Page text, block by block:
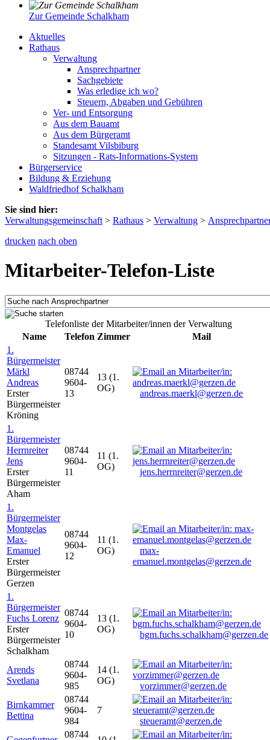
Zur Gemeinde Schalkham
Aktuelles
Rathaus
Verwaltung
Ansprechpartner
Sachgebiete
Was erledige ich wo?
Steuern, Abgaben und Gebühren
Ver- und Entsorgung
Aus dem Bauamt
Aus dem Bürgeramt
Standesamt Vilsbiburg
Sitzungen - Rats-Informations-System
Bürgerservice
Bildung & Erziehung
Waldfriedhof Schalkham
Sie sind hier:
Verwaltungsgemeinschaft > Rathaus > Verwaltung >
drucken nach oben
Mitarbeiter-Telefon-Liste
Telefonliste der Mitarbeiter/innen der Verwaltung
Name
Telefon Zimmer
Mail
1.
Bürgermeister
Märkl
Andreas
Erster
Bürgermeister
Kröning
08744
9604-
13
13 (1.
OG)
andreas.maerkl@gerzen.de
1.
Bürgermeister
Herrnreiter
Jens
Erster
Bürgermeister
Aham
08744
9604-
11
11 (1.
OG)
jens.herrnreiter@gerzen.de
1.
Bürgermeister
Montgelas
Max-
Emanuel
Erster
Bürgermeister
Gerzen
08744
9604-
12
11 (1.
OG)
max-
emanuel.montgelas@gerzen.de
1.
Bürgermeister
Fuchs Lorenz
Erster
Bürgermeister
Schalkham
08744
9604-
10
13 (1.
OG)
bgm.fuchs.schalkham@gerzen.de
Arends
Svetlana
08744
9604-
985
14 (1.
OG)
vorzimmer@gerzen.de
Birnkammer
Bettina
08744
9604-
984
7
steueramt@gerzen.de
08744